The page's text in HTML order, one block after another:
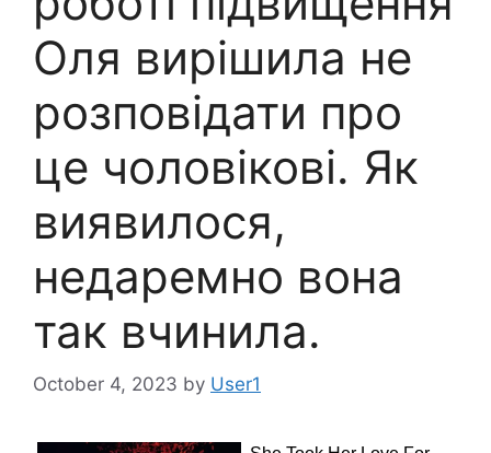
Оля вирішила не
розповідати про
це чоловікові. Як
виявилося,
недаремно вона
так вчинила.
October 4, 2023 by User1